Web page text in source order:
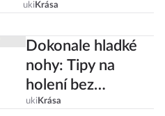
nesmíte nechat
uki Krása
Dokonale hladké
nohy: Tipy na
holení bez
podráždění a
uki Krása